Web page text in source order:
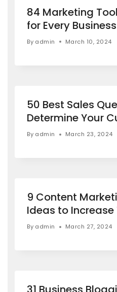
84 Marketing
for Every
By admin March 10, 2024
50 Best Sales
Determine Your
By admin March 23, 2024
9 Content
Ideas to
By admin March 27, 2024